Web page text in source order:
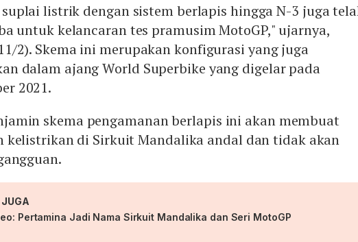
suplai listrik dengan sistem berlapis hingga N-3 juga
untuk kelancaran tes pramusim MotoGP," ujarnya,
2). Skema ini merupakan konfigurasi yang juga
dalam ajang World Superbike yang digelar pada
2021.
skema pengamanan berlapis ini akan membuat
kelistrikan di Sirkuit Mandalika andal dan tidak akan
Pertamina Jadi Nama Sirkuit Mandalika dan Seri MotoGP